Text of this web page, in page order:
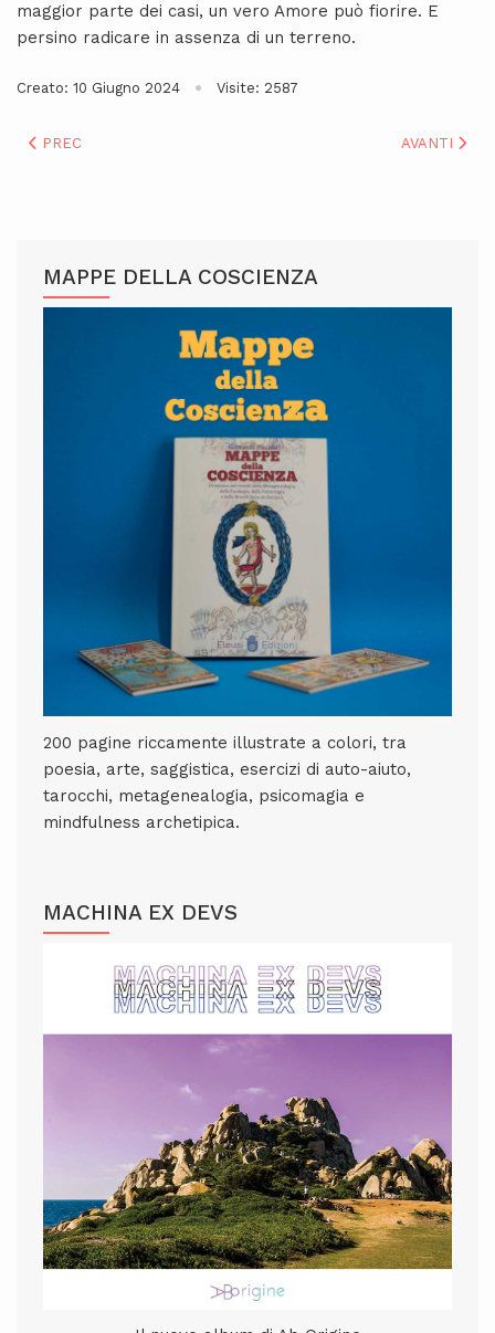
maggior parte dei casi, un vero Amore può fiorire. E
persino radicare in assenza di un terreno.
Creato: 10 Giugno 2024 Visite: 2587
ARTICOLO PRECEDENTE: INDICAZIONI SULL'ENERGIA:
PREC ARTICOLO
AVANTI
MAPPE DELLA COSCIENZA
200 pagine riccamente illustrate a colori, tra
poesia, arte, saggistica, esercizi di auto-aiuto,
tarocchi, metagenealogia, psicomagia e
mindfulness archetipica.
MACHINA EX DEVS